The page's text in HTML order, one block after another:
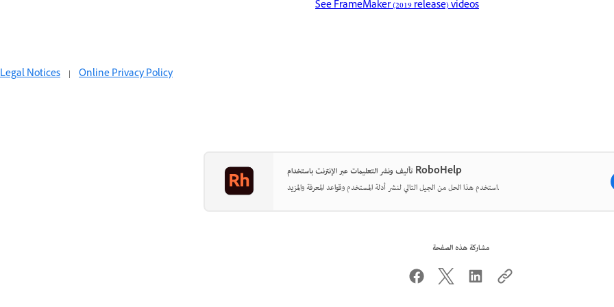
See FrameMaker (2019 release) videos
Legal Notices | Online Privacy Policy
تأليف ونشر التعليمات عبر الإنترنت باستخدام RoboHelp
استخدم هذا الحل من الجيل التالي لنشر أدلة المستخدم وقواعد المعرفة والمزيد.
مشاركة هذه الصفحة